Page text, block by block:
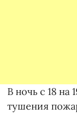
В ночь с 18 на
тушения